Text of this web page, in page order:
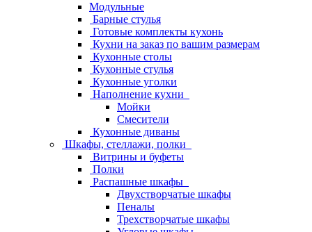
Модульные
Барные стулья
Готовые комплекты кухонь
Кухни на заказ по вашим размерам
Кухонные столы
Кухонные стулья
Кухонные уголки
Наполнение кухни
Мойки
Смесители
Кухонные диваны
Шкафы, стеллажи, полки
Витрины и буфеты
Полки
Распашные шкафы
Двухстворчатые шкафы
Пеналы
Трехстворчатые шкафы